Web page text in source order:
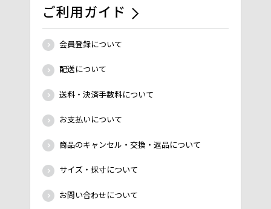
ご利用ガイド
会員登録について
配送について
送料・決済手数料について
お支払いについて
商品のキャンセル・交換・返品について
サイズ・採寸について
お問い合わせについて